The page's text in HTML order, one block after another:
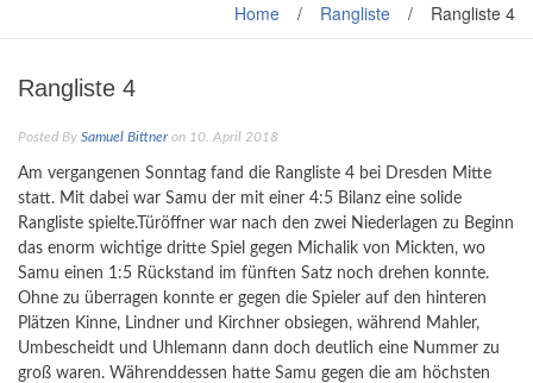
Home / Rangliste / Rangliste 4
Rangliste 4
Posted By Samuel Bittneron 10. April 2018
Am vergangenen Sonntag fand die Rangliste 4 bei Dresden Mitte
statt. Mit dabei war Samu der mit einer 4:5 Bilanz eine solide
Rangliste spielte.Türöffner war nach den zwei Niederlagen zu Beginn
das enorm wichtige dritte Spiel gegen Michalik von Mickten, wo
Samu einen 1:5 Rückstand im fünften Satz noch drehen konnte.
Ohne zu überragen konnte er gegen die Spieler auf den hinteren
Plätzen Kinne, Lindner und Kirchner obsiegen, während Mahler,
Umbescheidt und Uhlemann dann doch deutlich eine Nummer zu
groß waren. Währenddessen hatte Samu gegen die am höchsten